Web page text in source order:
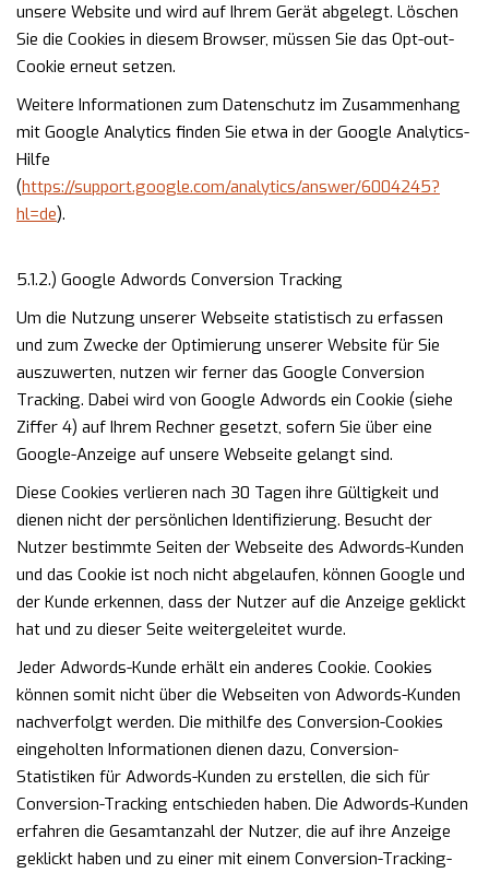
unsere Website und wird auf Ihrem Gerät abgelegt. Löschen
Sie die Cookies in diesem Browser, müssen Sie das Opt-out-
Cookie erneut setzen.
Weitere Informationen zum Datenschutz im Zusammenhang
mit Google Analytics finden Sie etwa in der Google Analytics-
Hilfe
(https://support.google.com/analytics/answer/6004245?
hl=de).
5.1.2.) Google Adwords Conversion Tracking
Um die Nutzung unserer Webseite statistisch zu erfassen
und zum Zwecke der Optimierung unserer Website für Sie
auszuwerten, nutzen wir ferner das Google Conversion
Tracking. Dabei wird von Google Adwords ein Cookie (siehe
Ziffer 4) auf Ihrem Rechner gesetzt, sofern Sie über eine
Google-Anzeige auf unsere Webseite gelangt sind.
Diese Cookies verlieren nach 30 Tagen ihre Gültigkeit und
dienen nicht der persönlichen Identifizierung. Besucht der
Nutzer bestimmte Seiten der Webseite des Adwords-Kunden
und das Cookie ist noch nicht abgelaufen, können Google und
der Kunde erkennen, dass der Nutzer auf die Anzeige geklickt
hat und zu dieser Seite weitergeleitet wurde.
Jeder Adwords-Kunde erhält ein anderes Cookie. Cookies
können somit nicht über die Webseiten von Adwords-Kunden
nachverfolgt werden. Die mithilfe des Conversion-Cookies
eingeholten Informationen dienen dazu, Conversion-
Statistiken für Adwords-Kunden zu erstellen, die sich für
Conversion-Tracking entschieden haben. Die Adwords-Kunden
erfahren die Gesamtanzahl der Nutzer, die auf ihre Anzeige
geklickt haben und zu einer mit einem Conversion-Tracking-